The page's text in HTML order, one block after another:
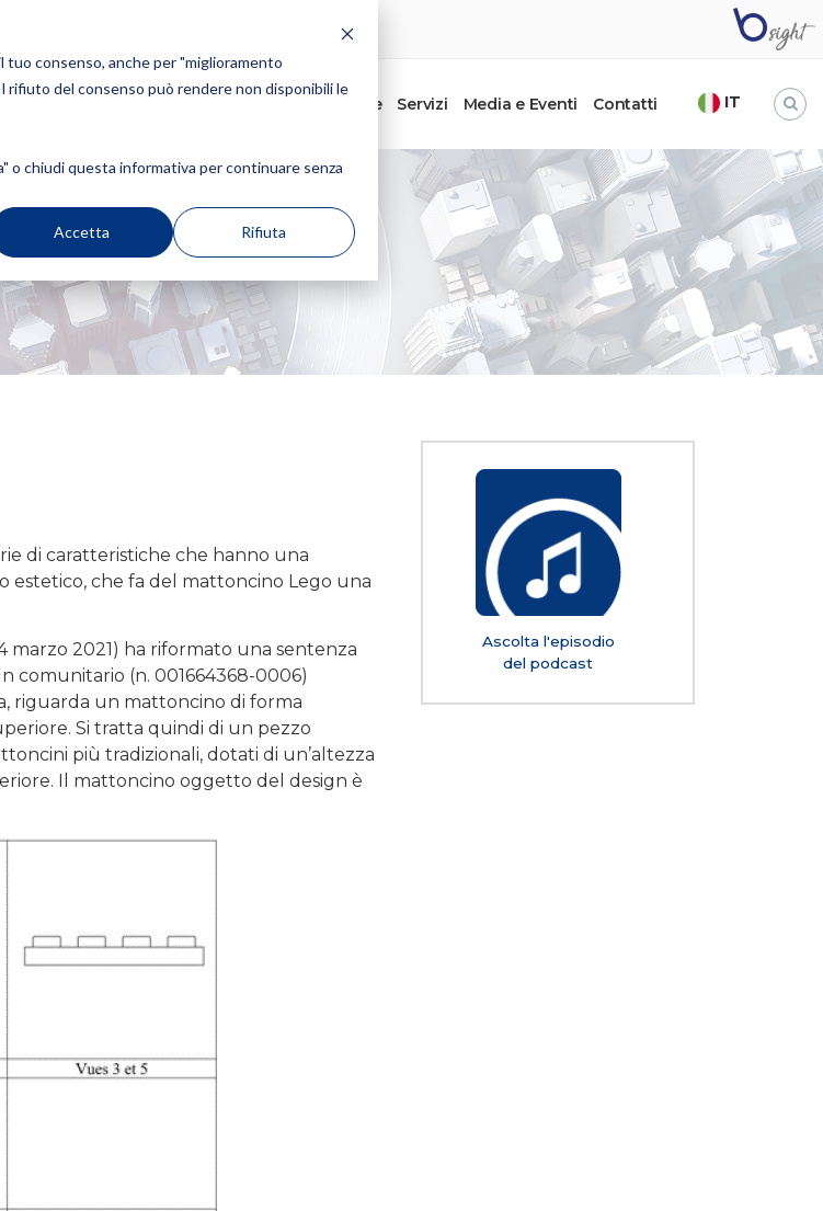
consenso, anche per "miglioramento
rifiuto del consenso può rendere non disponibili le
o chiudi questa informativa per continuare senza
Accetta Rifiuta
Diritto d’autore Servizi Media e Eventi Contatti IT
di caratteristiche che hanno una
estetico, che fa del mattoncino Lego una
marzo 2021) ha riformato una sentenza
comunitario (n. 001664368-0006)
riguarda un mattoncino di forma
Si tratta quindi di un pezzo
più tradizionali, dotati di un’altezza
Il mattoncino oggetto del design è
Ascolta l'episodio
del podcast